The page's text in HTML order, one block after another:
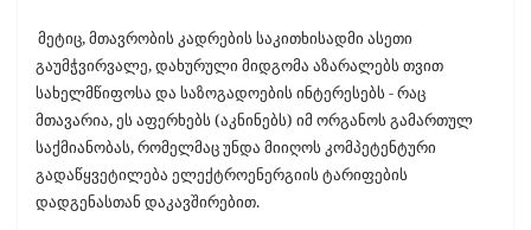
მეტიც, მთავრობის კადრების საკითხისადმი ასეთი
გაუმჭვირვალე, დახურული მიდგომა აზარალებს თვით
სახელმწიფოსა და საზოგადოების ინტერესებს - რაც
მთავარია, ეს აფერხებს (აკნინებს) იმ ორგანოს გამართულ
საქმიანობას, რომელმაც უნდა მიიღოს კომპეტენტური
გადაწყვეტილება ელექტროენერგიის ტარიფების
დადგენასთან დაკავშირებით.